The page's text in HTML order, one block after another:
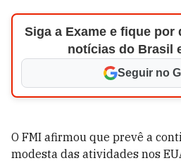
Siga a Exame e fique
notícias do Brasil
Seguir no
O FMI afirmou que prevê a
modesta das atividades nos